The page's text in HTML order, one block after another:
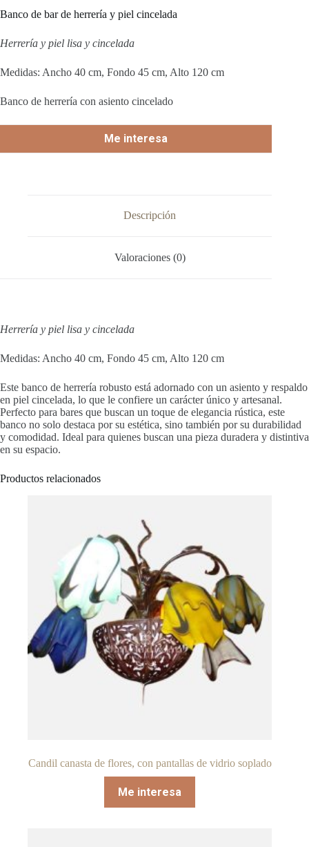
Banco de bar de herrería y piel cincelada
Herrería y piel lisa y cincelada
Medidas: Ancho 40 cm, Fondo 45 cm, Alto 120 cm
Banco de herrería con asiento cincelado
Me interesa
Descripción
Valoraciones (0)
Herrería y piel lisa y cincelada
Medidas: Ancho 40 cm, Fondo 45 cm, Alto 120 cm
Este banco de herrería robusto está adornado con un asiento y respaldo
en piel cincelada, lo que le confiere un carácter único y artesanal.
Perfecto para bares que buscan un toque de elegancia rústica, este
banco no solo destaca por su estética, sino también por su durabilidad
y comodidad. Ideal para quienes buscan una pieza duradera y distintiva
en su espacio.
Productos relacionados
Candil canasta de flores, con pantallas de vidrio soplado
Me interesa